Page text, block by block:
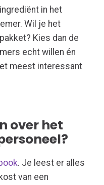
in het
Wil je het
Kies dan de
echt willen én
meest interessant
over het
. Je leest er alles
van een